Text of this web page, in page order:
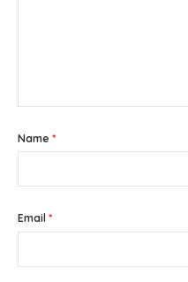
Name *
Email *